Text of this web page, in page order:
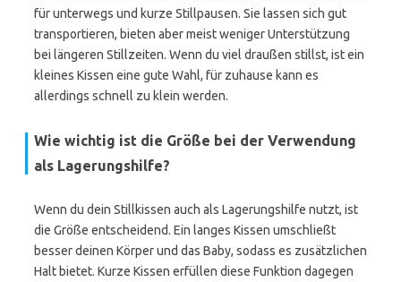
für unterwegs und kurze Stillpausen. Sie lassen sich gut
transportieren, bieten aber meist weniger Unterstützung
bei längeren Stillzeiten. Wenn du viel draußen stillst, ist ein
kleines Kissen eine gute Wahl, für zuhause kann es
allerdings schnell zu klein werden.
Wie wichtig ist die Größe bei der Verwendung
als Lagerungshilfe?
Wenn du dein Stillkissen auch als Lagerungshilfe nutzt, ist
die Größe entscheidend. Ein langes Kissen umschließt
besser deinen Körper und das Baby, sodass es zusätzlichen
Halt bietet. Kurze Kissen erfüllen diese Funktion dagegen